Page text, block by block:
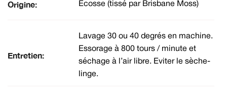
Origine: Ecosse (tissé par Brisbane Moss)
Entretien:
Lavage 30 ou 40 degrés en machine.
Essorage à 800 tours / minute et
séchage à l’air libre. Eviter le sèche-
linge.